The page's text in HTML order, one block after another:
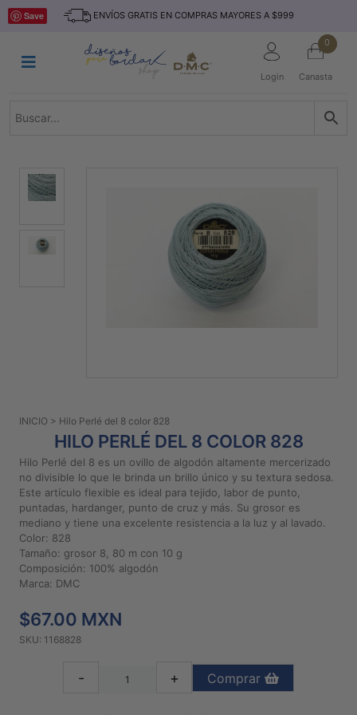
Saltar
ENVÍOS GRATIS EN COMPRAS MAYORES A $999
Login
0
Canasta
INICIO
TEJIDO
TELAS
MARCAS
Preguntas
frecuentes
Aviso De
Privacidad
Políticas
Compra
2026
Save
INICIO > Hilo Perlé del 8 color 828
HILO PERLÉ DEL 8 COLOR 828
Hilo Perlé del 8 es un ovillo de algodón altamente mercerizado
no divisible lo que le brinda un brillo único y su textura sedosa.
Este artículo flexible es ideal para tejido, labor de punto,
puntadas, hardanger, punto de cruz y más. Su grosor es
mediano y tiene una excelente resistencia a la luz y al lavado.
Color: 828
Tamaño: grosor 8, 80 m con 10 g
Composición: 100% algodón
Marca: DMC
$67.00 MXN
SKU: 1168828
- + Comprar